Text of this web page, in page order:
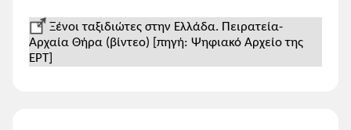
Ξένοι ταξιδιώτες στην Ελλάδα. Πειρατεία-
Αρχαία Θήρα (βίντεο) [πηγή: Ψηφιακό Αρχείο της
ΕΡΤ]